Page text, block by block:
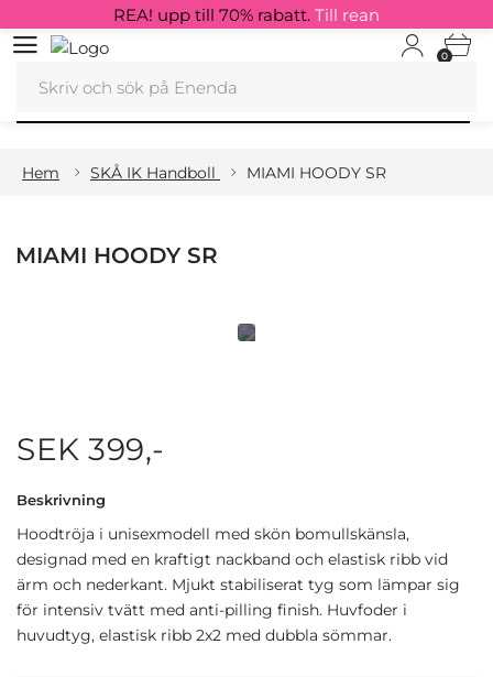
0
REA! upp till 70% rabatt. Till rean
Hem SKÅ IK Handboll MIAMI HOODY SR
MIAMI HOODY SR
SEK 399,-
Beskrivning
Hoodtröja i unisexmodell med skön bomullskänsla,
designad med en kraftigt nackband och elastisk ribb vid
ärm och nederkant. Mjukt stabiliserat tyg som lämpar sig
för intensiv tvätt med anti-pilling finish. Huvfoder i
huvudtyg, elastisk ribb 2x2 med dubbla sömmar.